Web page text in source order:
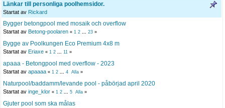
Länkar till personliga poolhemsidor.
Startat av Rickard
Bygger betongpool med mosaik och overflow
Startat av Betong-poolaren « 1 2 ... 23 »
Bygge av Poolkungen Eco Premium 4x8 m
Startat av Eriaxe « 1 2 ... 11 »
apaaa - Betongpool med overflow - 2023
Startat av apaaaa « 1 2 ... 4 Alla »
Naturpool/baddamm/levande pool - påbörjad april 2020
Startat av inge_klor « 1 2 ... 5 Alla »
Gjuter pool som ska målas